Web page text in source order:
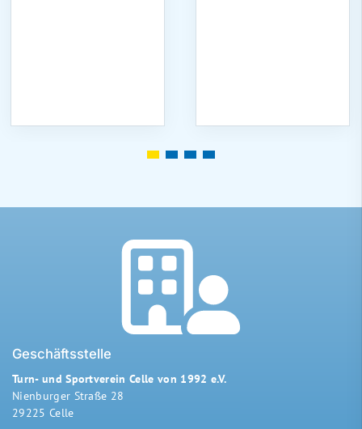
Geschäftsstelle
Turn- und Sportverein Celle von 1992 e.V.
Nienburger Straße 28
29225 Celle